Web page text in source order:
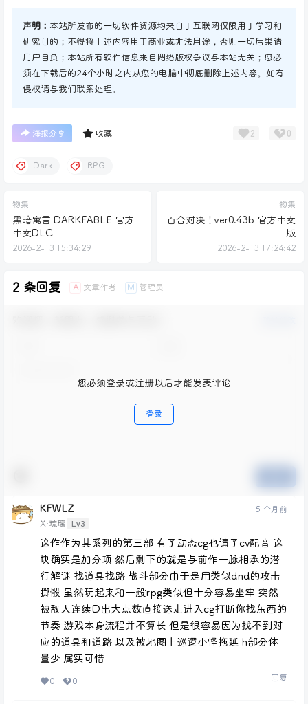
声明： 本站所发布的一切软件资源均来自于互联网仅限用于学习和
研究目的；不得将上述内容用于商业或非法用途，否则一切后果请
用户自负；本站所有软件信息来自网络版权争议与本站无关；您必
须在下载后的24个小时之内从您的电脑中彻底删除上述内容。如有
侵权请与我们联系处理。
海报分享 收藏 2 0
Dark RPG
物集
黑暗寓言 DARKFABLE 官方
中文DLC
2026-2-13 15:34:29
物集
百合对决！ver0.43b 官方中文
版
2026-2-13 17:24:42
2 条回复 A 文章作者 M 管理员
您必须登录或注册以后才能发表评论
登录
KFWLZ
X·琉璃 Lv3
5 个月前
这作作为其系列的第三部 有了动态cg也请了cv配音 这
块确实是加分项 然后剩下的就是与前作一脉相承的潜
行解谜 找道具找路 战斗部分由于是用类似dnd的攻击
掷骰 虽然玩起来和一般rpg类似但十分容易坐牢 突然
被敌人连续D出大点数直接送走进入cg打断你找东西的
节奏 游戏本身流程并不算长 但是很容易因为找不到对
应的道具和道路 以及被地图上巡逻小怪拖延 h部分体
量少 属实可惜
0 0 回复